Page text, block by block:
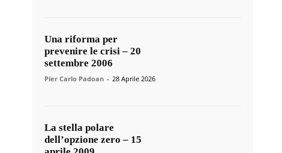
Una riforma per
prevenire le crisi – 20
settembre 2006
Pier Carlo Padoan - 28 Aprile 2026
La stella polare
dell’opzione zero – 15